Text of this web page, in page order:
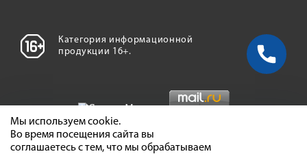
Категория информационной
продукции 16+.
Мы используем cookie.
Во время посещения сайта вы
соглашаетесь с тем, что мы обрабатываем